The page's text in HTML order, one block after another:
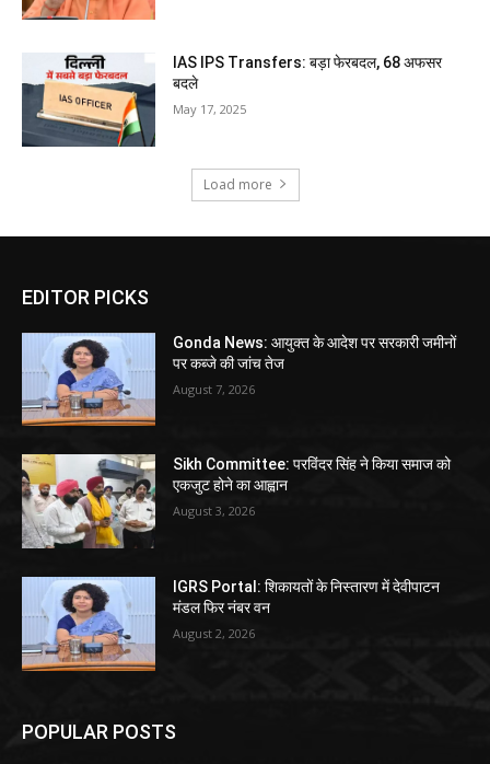
IAS IPS Transfers: बड़ा फेरबदल, 68 अफसर
बदले
May 17, 2025
Load more
EDITOR PICKS
Gonda News: आयुक्त के आदेश पर सरकारी जमीनों
पर कब्जे की जांच तेज
August 7, 2026
Sikh Committee: परविंदर सिंह ने किया समाज को
एकजुट होने का आह्वान
August 3, 2026
IGRS Portal: शिकायतों के निस्तारण में देवीपाटन
मंडल फिर नंबर वन
August 2, 2026
POPULAR POSTS